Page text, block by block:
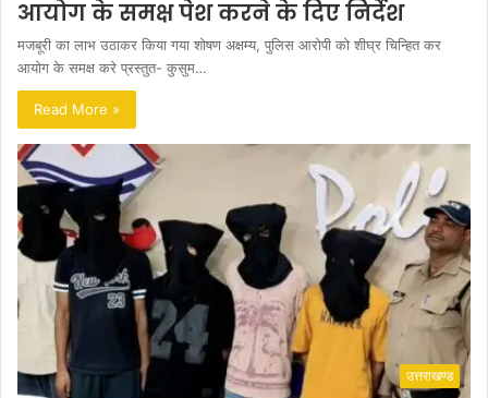
आयोग के समक्ष पेश करने के दिए निर्देश
मजबूरी का लाभ उठाकर किया गया शोषण अक्षम्य, पुलिस आरोपी को शीघ्र चिन्हित कर
आयोग के समक्ष करे प्रस्तुत- कुसुम…
Read More »
उत्तराखण्ड